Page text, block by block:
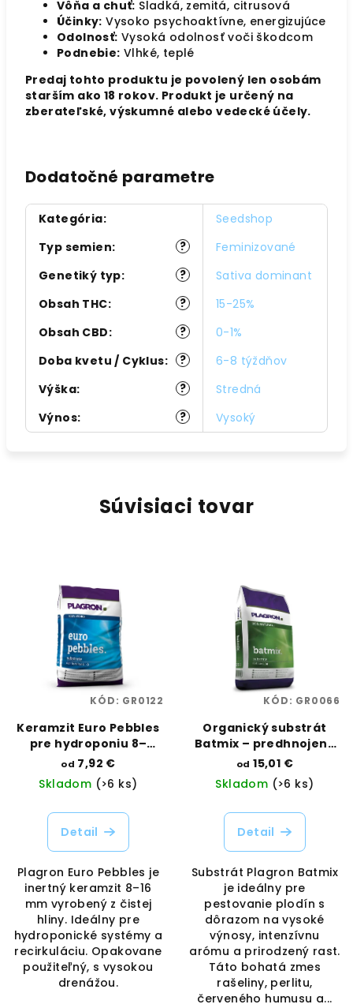
Vôňa a chuť: Sladká, zemitá, citrusová
Účinky: Vysoko psychoaktívne, energizujúce
Odolnosť: Vysoká odolnosť voči škodcom
Podnebie: Vlhké, teplé
Predaj tohto produktu je povolený len osobám
starším ako 18 rokov. Produkt je určený na
zberateľské, výskumné alebo vedecké účely.
Dodatočné parametre
Kategória:
Seedshop
?
Typ semien:
Feminizované
?
Genetiký typ:
Sativa dominant
?
Obsah THC:
15-25%
?
Obsah CBD:
0-1%
?
Doba kvetu / Cyklus:
6-8 týždňov
?
Výška:
Stredná
?
Výnos: Vysoký
Súvisiaci tovar
Keramzit Euro Pebbles
pre hydroponiu 8–
16 mm | Plagron |
Vaporama
od 7,92 €
Skladom (>6 ks)
Detail
Plagron Euro Pebbles je
inertný keramzit 8–16
mm vyrobený z čistej
hliny. Ideálny pre
hydroponické systémy a
recirkuláciu. Opakovane
použiteľný, s vysokou
drenážou.
KÓD: GR0122
Organický substrát
Batmix – predhnojený
mix s netopierím
guánom | Plagron |
Vaporama
od 15,01 €
Skladom (>6 ks)
Detail
Substrát Plagron Batmix
je ideálny pre
pestovanie plodín s
dôrazom na vysoké
výnosy, intenzívnu
arómu a prirodzený rast.
Táto bohatá zmes
rašeliny, perlitu,
červeného humusu a...
KÓD: GR0066